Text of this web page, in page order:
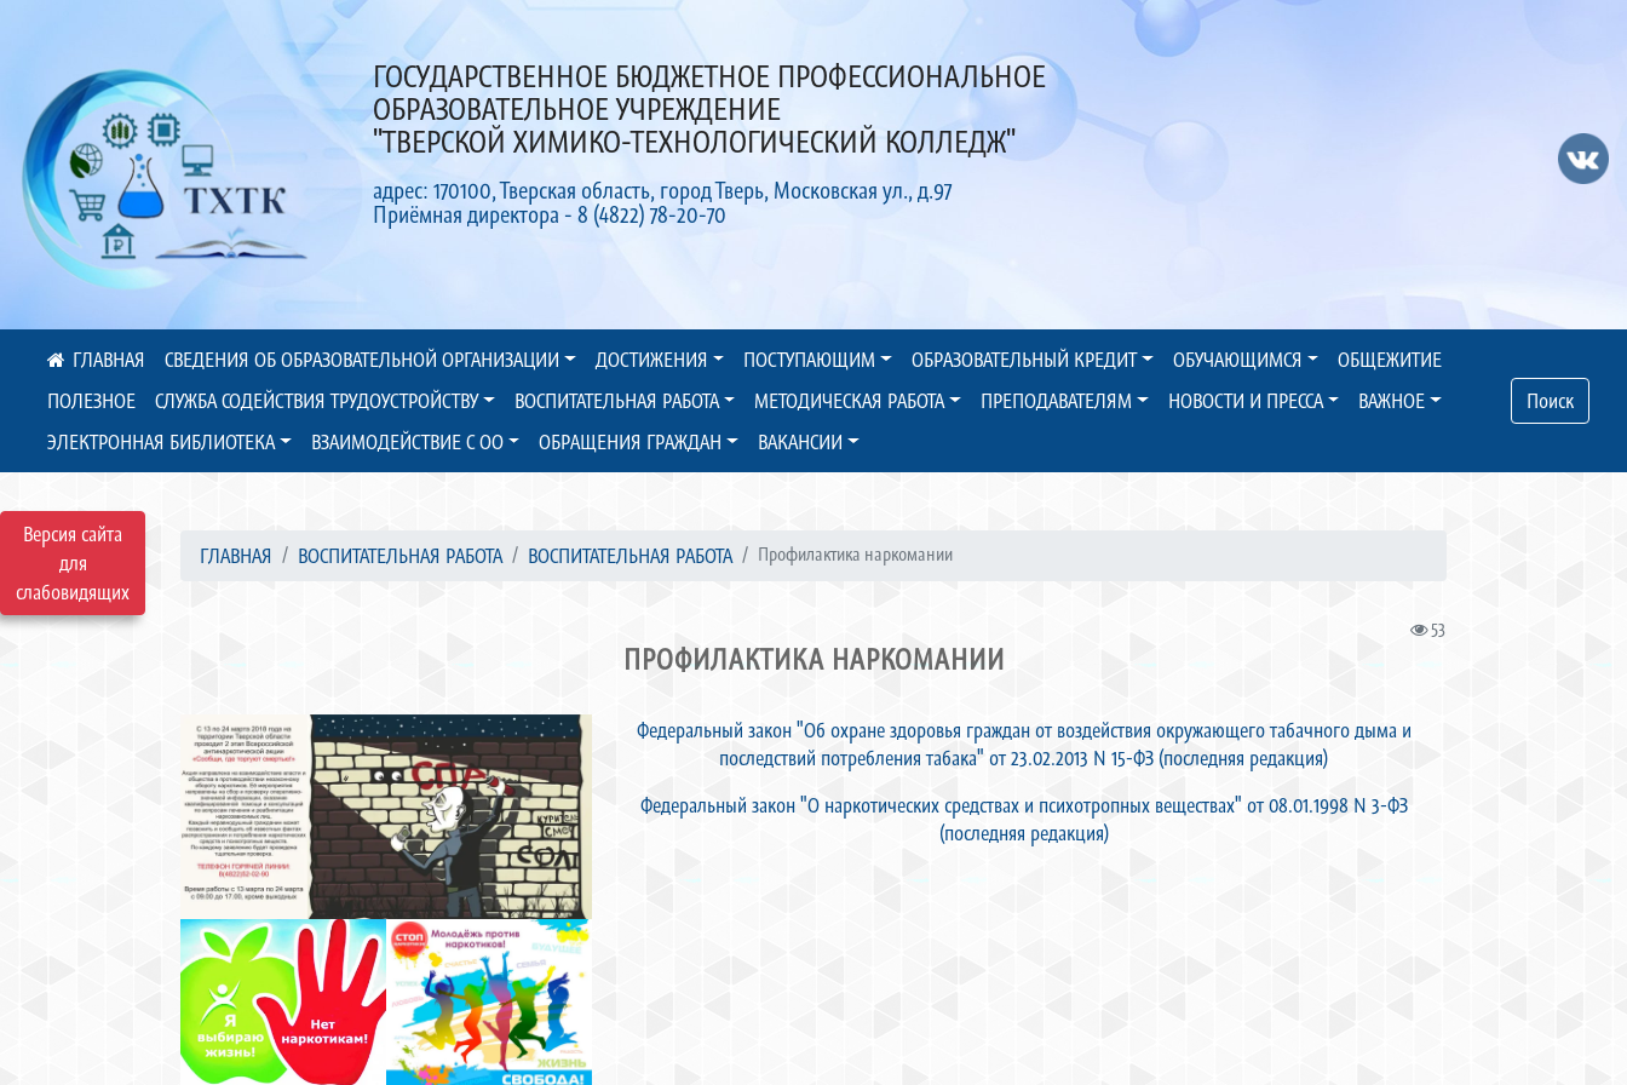
Версия сайта
для
слабовидящих
ГОСУДАРСТВЕННОЕ БЮДЖЕТНОЕ ПРОФЕССИОНАЛЬНОЕ
ОБРАЗОВАТЕЛЬНОЕ УЧРЕЖДЕНИЕ
"ТВЕРСКОЙ ХИМИКО-ТЕХНОЛОГИЧЕСКИЙ КОЛЛЕДЖ"
адрес: 170100, Тверская область, город Тверь, Московская ул., д.97
Приёмная директора - 8 (4822) 78-20-70
СВЕДЕНИЯ ОБ ОБРАЗОВАТЕЛЬНОЙ ОРГАНИЗАЦИИ ДОСТИЖЕНИЯ ПОСТУПАЮЩИМ ОБРАЗОВАТЕЛЬНЫЙ КРЕДИТ ОБУЧАЮЩИМСЯ
ОБЩЕЖИТИЕ
ПОЛЕЗНОЕ
СЛУЖБА СОДЕЙСТВИЯ ТРУДОУСТРОЙСТВУ ВОСПИТАТЕЛЬНАЯ РАБОТА МЕТОДИЧЕСКАЯ РАБОТА ПРЕПОДАВАТЕЛЯМ НОВОСТИ И ПРЕССА
ВАЖНОЕ
ЭЛЕКТРОННАЯ БИБЛИОТЕКА
ВЗАИМОДЕЙСТВИЕ С ОО ОБРАЩЕНИЯ ГРАЖДАН ВАКАНСИИ
Поиск
ГЛАВНАЯ ВОСПИТАТЕЛЬНАЯ РАБОТА ВОСПИТАТЕЛЬНАЯ РАБОТА Профилактика наркомании
53
ПРОФИЛАКТИКА НАРКОМАНИИ
Федеральный закон "Об охране здоровья граждан от воздействия окружающего табачного дыма и
последствий потребления табака" от 23.02.2013 N 15-ФЗ (последняя редакция)
Федеральный закон "О наркотических средствах и психотропных веществах" от 08.01.1998 N 3-ФЗ
(последняя редакция)